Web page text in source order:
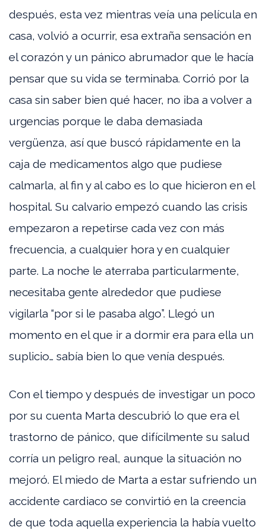
después, esta vez mientras veía una película en
casa, volvió a ocurrir, esa extraña sensación en
el corazón y un pánico abrumador que le hacía
pensar que su vida se terminaba. Corrió por la
casa sin saber bien qué hacer, no iba a volver a
urgencias porque le daba demasiada
vergüenza, así que buscó rápidamente en la
caja de medicamentos algo que pudiese
calmarla, al fin y al cabo es lo que hicieron en el
hospital. Su calvario empezó cuando las crisis
empezaron a repetirse cada vez con más
frecuencia, a cualquier hora y en cualquier
parte. La noche le aterraba particularmente,
necesitaba gente alrededor que pudiese
vigilarla “por si le pasaba algo”. Llegó un
momento en el que ir a dormir era para ella un
suplicio… sabía bien lo que venía después.
Con el tiempo y después de investigar un poco
por su cuenta Marta descubrió lo que era el
trastorno de pánico, que difícilmente su salud
corría un peligro real, aunque la situación no
mejoró. El miedo de Marta a estar sufriendo un
accidente cardiaco se convirtió en la creencia
de que toda aquella experiencia la había vuelto